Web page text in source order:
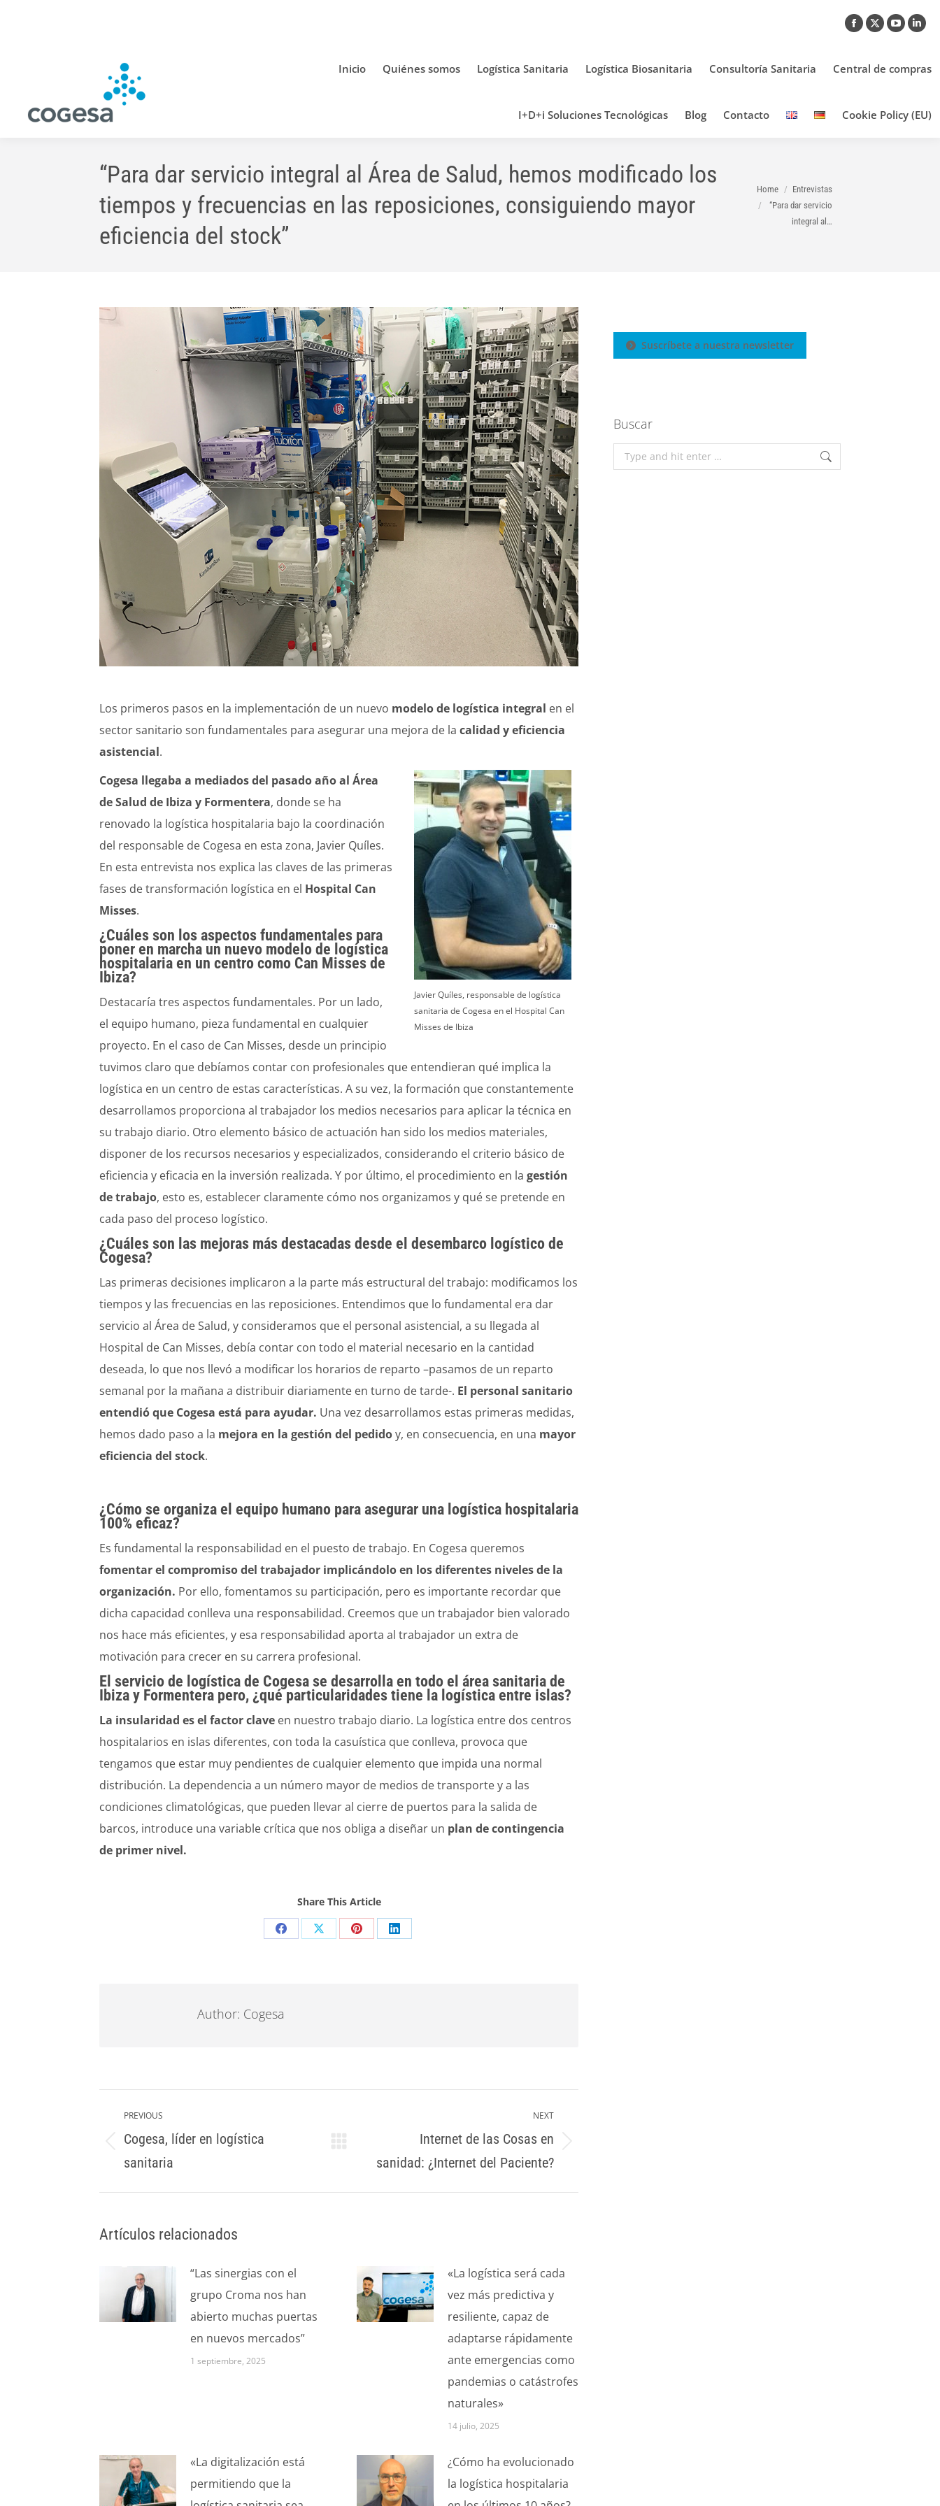
Facebook
opens
window
X
opens
window
opens
window
Inicio Quiénes somos Logística Sanitaria Logística Biosanitaria Consultoría Sanitaria Central de compras
I+D+i Soluciones Tecnológicas Blog Contacto Cookie Policy (EU)
“Para dar servicio integral al Área de Salud, hemos modificado los
tiempos y frecuencias en las reposiciones, consiguiendo mayor
eficiencia del stock”
You are here:
Home
Entrevistas
“Para dar servicio
integral al…
Los primeros pasos en la implementación de un nuevo modelo de logística integral en el
sector sanitario son fundamentales para asegurar una mejora de la calidad y eficiencia
asistencial.
Javier Quíles, responsable de logística
sanitaria de Cogesa en el Hospital Can
Misses de Ibiza
Cogesa llegaba a mediados del pasado año al Área
de Salud de Ibiza y Formentera, donde se ha
renovado la logística hospitalaria bajo la coordinación
del responsable de Cogesa en esta zona, Javier Quíles.
En esta entrevista nos explica las claves de las primeras
fases de transformación logística en el Hospital Can
Misses.
¿Cuáles son los aspectos fundamentales para
poner en marcha un nuevo modelo de logística
hospitalaria en un centro como Can Misses de
Ibiza?
Destacaría tres aspectos fundamentales. Por un lado,
el equipo humano, pieza fundamental en cualquier
proyecto. En el caso de Can Misses, desde un principio
tuvimos claro que debíamos contar con profesionales que entendieran qué implica la
logística en un centro de estas características. A su vez, la formación que constantemente
desarrollamos proporciona al trabajador los medios necesarios para aplicar la técnica en
su trabajo diario. Otro elemento básico de actuación han sido los medios materiales,
disponer de los recursos necesarios y especializados, considerando el criterio básico de
eficiencia y eficacia en la inversión realizada. Y por último, el procedimiento en la gestión
de trabajo, esto es, establecer claramente cómo nos organizamos y qué se pretende en
cada paso del proceso logístico.
¿Cuáles son las mejoras más destacadas desde el desembarco logístico de
Cogesa?
Las primeras decisiones implicaron a la parte más estructural del trabajo: modificamos los
tiempos y las frecuencias en las reposiciones. Entendimos que lo fundamental era dar
servicio al Área de Salud, y consideramos que el personal asistencial, a su llegada al
Hospital de Can Misses, debía contar con todo el material necesario en la cantidad
deseada, lo que nos llevó a modificar los horarios de reparto –pasamos de un reparto
semanal por la mañana a distribuir diariamente en turno de tarde-. El personal sanitario
entendió que Cogesa está para ayudar. Una vez desarrollamos estas primeras medidas,
hemos dado paso a la mejora en la gestión del pedidoy, en consecuencia, en una mayor
eficiencia del stock.
¿Cómo se organiza el equipo humano para asegurar una logística hospitalaria
100% eficaz?
Es fundamental la responsabilidad en el puesto de trabajo. En Cogesa queremos
fomentar el compromiso del trabajador implicándolo en los diferentes niveles de la
organización. Por ello, fomentamos su participación, pero es importante recordar que
dicha capacidad conlleva una responsabilidad. Creemos que un trabajador bien valorado
nos hace más eficientes, y esa responsabilidad aporta al trabajador un extra de
motivación para crecer en su carrera profesional.
El servicio de logística de Cogesa se desarrolla en todo el área sanitaria de
Ibiza y Formentera pero, ¿qué particularidades tiene la logística entre islas?
La insularidad es el factor clave en nuestro trabajo diario. La logística entre dos centros
hospitalarios en islas diferentes, con toda la casuística que conlleva, provoca que
tengamos que estar muy pendientes de cualquier elemento que impida una normal
distribución. La dependencia a un número mayor de medios de transporte y a las
condiciones climatológicas, que pueden llevar al cierre de puertos para la salida de
barcos, introduce una variable crítica que nos obliga a diseñar un plan de contingencia
de primer nivel.
Share This Article
Share Share Share Share
Author: Cogesa
Post
navigation
PREVIOUS
Previous
post:
Cogesa, líder en logística
sanitaria
NEXT
post:
Internet de las Cosas en
sanidad: ¿Internet del Paciente?
Artículos relacionados
“Las sinergias con el
grupo Croma nos han
abierto muchas puertas
en nuevos mercados”
1 septiembre, 2025
«La logística será cada
vez más predictiva y
resiliente, capaz de
adaptarse rápidamente
ante emergencias como
pandemias o catástrofes
naturales»
14 julio, 2025
«La digitalización está
permitiendo que la
¿Cómo ha evolucionado
la logística hospitalaria
Suscríbete a nuestra newsletter
Buscar
Search: